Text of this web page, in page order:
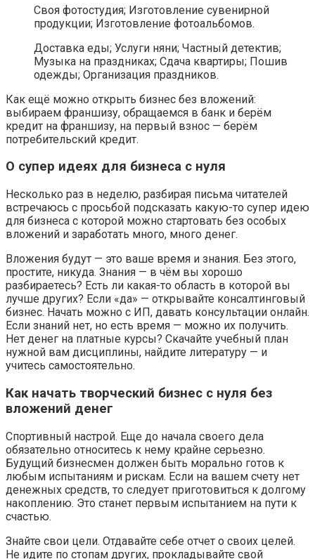
Своя фотостудия; Изготовление сувенирной
продукции; Изготовление фотоальбомов.
Доставка еды; Услуги няни; Частный детектив;
Музыка на праздниках; Сдача квартиры; Пошив
одежды; Организация праздников.
Как ещё можно открыть бизнес без вложений:
выбираем франшизу, обращаемся в банк и берём
кредит на франшизу, на первый взнос — берём
потребительский кредит.
О супер идеях для бизнеса с нуля
Несколько раз в неделю, разбирая письма читателей
встречаюсь с просьбой подсказать какую-то супер идею
для бизнеса с которой можно стартовать без особых
вложений и заработать много, много денег.
Вложения будут — это ваше время и знания. Без этого,
простите, никуда. Знания — в чём вы хорошо
разбираетесь? Есть ли какая-то область в которой вы
лучше других? Если «да» — открывайте консалтинговый
бизнес. Начать можно с ИП, давать консультации онлайн.
Если знаний нет, но есть время — можно их получить.
Нет денег на платные курсы? Скачайте учебный план
нужной вам дисциплины, найдите литературу — и
учитесь самостоятельно.
Как начать творческий бизнес с нуля без
вложений денег
Спортивный настрой. Еще до начала своего дела
обязательно относитесь к нему крайне серьезно.
Будущий бизнесмен должен быть морально готов к
любым испытаниям и рискам. Если на вашем счету нет
денежных средств, то следует приготовиться к долгому
накоплению. Это станет первым испытанием на пути к
счастью.
Знайте свои цели. Отдавайте себе отчет о своих целей.
Не идите по стопам других, прокладывайте свой